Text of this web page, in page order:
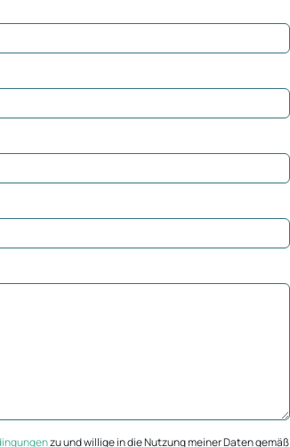
zu und willige in die Nutzung meiner Daten gemäß